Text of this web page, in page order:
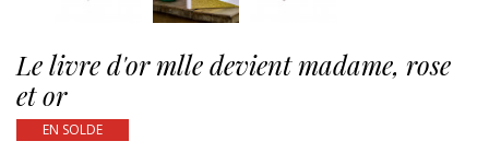
Le livre d'or mlle devient madame, rose
et or
EN SOLDE